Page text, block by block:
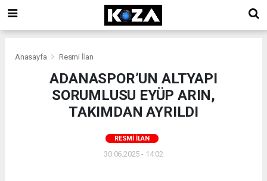
Anasayfa Resmi İlan
ADANASPOR’UN ALTYAPI
SORUMLUSU EYÜP ARIN,
TAKIMDAN AYRILDI
RESMI İLAN
30.06.2025 - 14:02